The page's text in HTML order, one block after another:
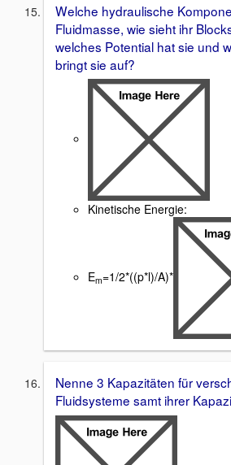
Welche hydraulische
Fluidmasse, wie sieht ihr
welches Potential hat sie und
bringt sie auf?
Kinetische Energie:
Em=1/2*((p*l)/A)*
Nenne 3 Kapazitäten für
Fluidsysteme samt ihrer